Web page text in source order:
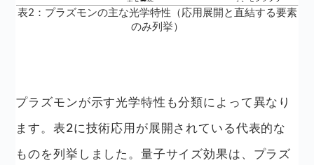
表2：プラズモンの主な光学特性（応用展開と直結する要素
のみ列挙）
プラズモンが示す光学特性も分類によって異なり
ます。表2に技術応用が展開されている代表的な
ものを列挙しました。量子サイズ効果は、プラズ